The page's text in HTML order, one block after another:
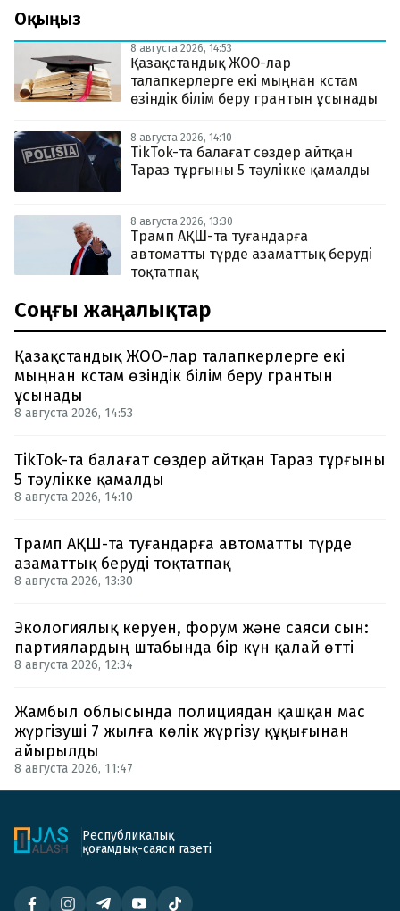
Оқыңыз
8 августа 2026, 14:53
Қазақстандық ЖОО-лар
талапкерлерге екі мыңнан кстам
өзіндік білім беру грантын ұсынады
8 августа 2026, 14:10
TikTok-та балағат сөздер айтқан
Тараз тұрғыны 5 тәулікке қамалды
8 августа 2026, 13:30
Трамп АҚШ-та туғандарға
автоматты түрде азаматтық беруді
тоқтатпақ
Соңғы жаңалықтар
Қазақстандық ЖОО-лар талапкерлерге екі
мыңнан кстам өзіндік білім беру грантын
ұсынады
8 августа 2026, 14:53
TikTok-та балағат сөздер айтқан Тараз тұрғыны
5 тәулікке қамалды
8 августа 2026, 14:10
Трамп АҚШ-та туғандарға автоматты түрде
азаматтық беруді тоқтатпақ
8 августа 2026, 13:30
Экологиялық керуен, форум және саяси сын:
партиялардың штабында бір күн қалай өтті
8 августа 2026, 12:34
Жамбыл облысында полициядан қашқан мас
жүргізуші 7 жылға көлік жүргізу құқығынан
айырылды
8 августа 2026, 11:47
Республикалық
қоғамдық-саяси газеті